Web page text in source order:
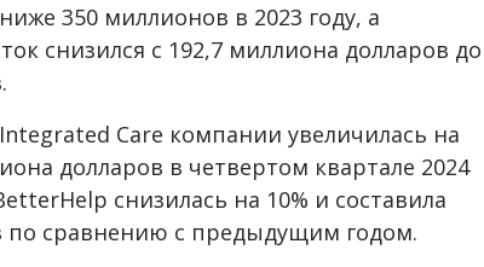
350 миллионов в 2023 году, а
снизился с 192,7 миллиона долларов до
Care компании увеличилась на
долларов в четвертом квартале 2024
снизилась на 10% и составила
по сравнению с предыдущим годом.